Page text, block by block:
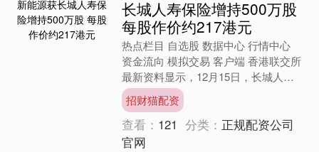
长城人寿保险增持500万股
每股作价约217港元
热点栏目 自选股 数据中心 行情中心
资金流向 模拟交易 客户端 香港联交所
最新资料显示，12月15日，长城人寿
保险股份有限公司增持大唐新能源
（01798）50....
招财猫配资
查看： 121 分类： 正规配资公司
官网